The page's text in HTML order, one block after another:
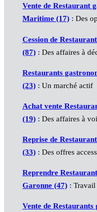
Vente de Restaurant
Maritime (17): Des
Cession de
(87): Des affaires à
Restaurants
(23): Un marché actif
Achat vente
(19): Des affaires à
Reprise de
(33): Des offres
Reprendre
Garonne (47): Travail
Vente de Restaurants